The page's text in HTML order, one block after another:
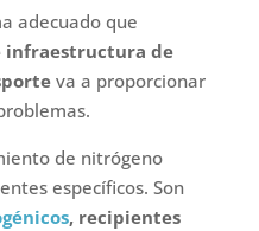
adecuado que
infraestructura de
va a proporcionar
de nitrógeno
específicos. Son
, recipientes